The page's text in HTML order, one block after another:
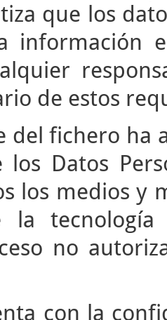
que los
información
de estos
del fichero ha
los Datos
los medios y
la
no
con la